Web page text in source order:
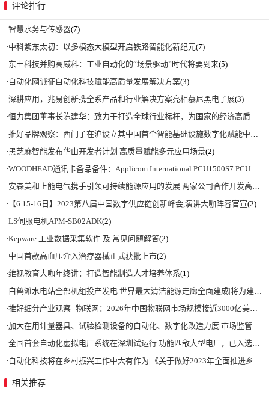
评论排行
·智慧水务与传感器(7)
·中科紫东太初：以多模态大模型开启铁路智能化新纪元(7)
·东土科技并购高威科：工业自动化的“场景驱动”时代将要到来(5)
· 自动化网诚征自动化科技赋能高质量发展解决方案(3)
·深耕应用，兆易创新携全系产品和行业解决方案亮相慕尼黑电子展(3)
·恒力集团董事长陈建华：致力于打造全球行业标杆，为国家的经济高质量发展贡献更大力量|上海电气集团党委书记、董事长吴磊来访
·推好品牌观察：西门子在沪设立其中国首个智能基础设施数字化赋能中心
·黑芝麻智能发布华山开发者计划 高质量赋能多元应用场景(2)
·WOODHEAD通讯卡备品备件：Applicom International PCU1500S7 PCU 1500 S7 V4.5.0
·安森美和上能电气携手引领可持续能源应用的发展 两家公司合作开发高性能储能和太阳能组串式逆变器方案 以实现可持续的未来
· 【6.15-16日】2023第八届中国数字供应链创新峰会,演讲大咖阵容官宣(2)
·LS伺服电机APM-SB02ADK(2)
·Kepware 工业数据采集软件 及 常见问题解答(2)
·中国首款高血压介入治疗器械正式获批上市(2)
·维视教育大咖年终讲：打造智能制造人才培养体系(1)
·白鹤滩水电站全部机组投产发电 世界最大清洁能源走廊全面建成|将为建设新型能源体系、保障国家能源安全、实现“双碳”目标提供有力支撑
·推好细分产业观察--物联网：2026年中国物联网市场规模接近3000亿美元 智慧工厂、智慧城市、智慧电网等将占60%以上
·加大在用计量器具、试验检测设备的自动化、数字化改造力度|市场监管总局 工业和信息化部 关于促进企业计量能力提升的指导意见
·全国首套自动化虚拟电厂系统在深圳试运行 功能匹敌大型电厂，已入选国际典型案例
· 自动化科技将在乡村振兴工作中大有作为|《关于做好2023年全面推进乡村振兴重点工作的意见》发布
相关推荐